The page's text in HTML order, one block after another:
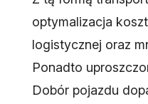
optymalizacja
logistycznej oraz
Ponadto
Dobór pojazdu